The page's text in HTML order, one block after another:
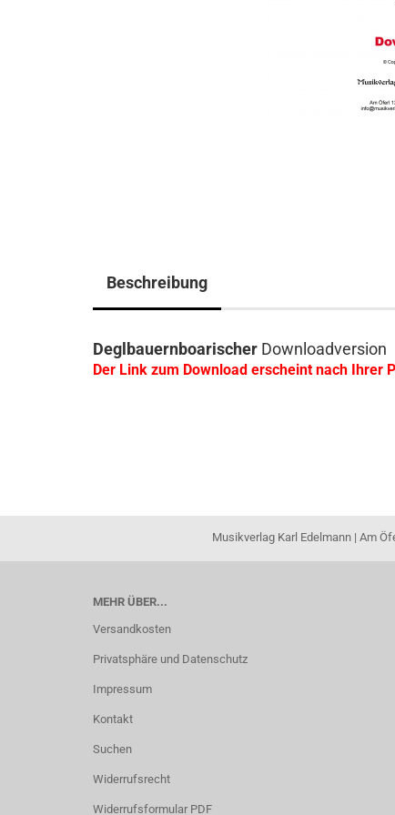
Beschreibung
Deglbauernboarischer Downloadversion
Der Link zum Download erscheint nach Ihrer
Musikverlag Karl Edelmann | Am
MEHR ÜBER...
Versandkosten
Privatsphäre und Datenschutz
Impressum
Kontakt
Suchen
Widerrufsrecht
Widerrufsformular PDF